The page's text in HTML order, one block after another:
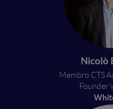
Nicolò
Membro CTS
Founder